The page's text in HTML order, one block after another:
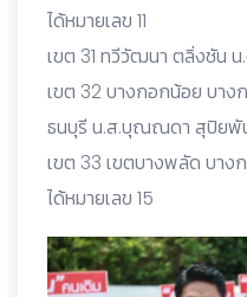
ได้หมายเลข 11
เขต 31 ทวีวัฒนา ตลิ่งชัน
เขต 32 บางกอกน้อย บา
ธนบุรี น.ส.บุณณดา สุปิยพัน
เขต 33 เขตบางพลัด บา
ได้หมายเลข 15